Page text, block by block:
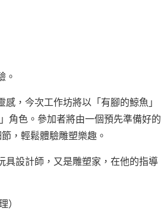
。
，今次工作坊將以「有腳的鯨魚」
角色。參加者將由一個預先準備好的
，輕鬆體驗雕塑樂趣。
具設計師，又是雕塑家，在他的指導
）